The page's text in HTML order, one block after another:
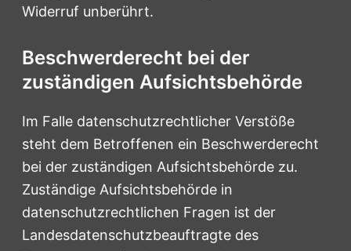
Widerruf unberührt.
Beschwerderecht bei der
zuständigen Aufsichtsbehörde
Im Falle datenschutzrechtlicher Verstöße
steht dem Betroffenen ein Beschwerderecht
bei der zuständigen Aufsichtsbehörde zu.
Zuständige Aufsichtsbehörde in
datenschutzrechtlichen Fragen ist der
Landesdatenschutzbeauftragte des